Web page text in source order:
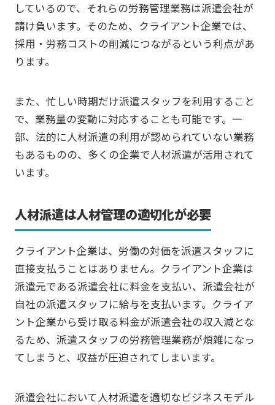
しているので、それらの労務管理業務は派遣会社が
請け負います。そのため、クライアント企業では、
採用・労務コストの削減につながるという利点があ
ります。
また、忙しい時期だけ派遣スタッフを利用すること
で、業務量の変動に対応することも可能です。一
部、法的に人材派遣の利用が認められていない業務
もあるものの、多くの企業で人材派遣が活用されて
います。
人材派遣は人材管理の適切化が必要
クライアント企業は、労働の対価を派遣スタッフに
直接支払うことはありません。クライアント企業は
派遣元である派遣会社に料金を支払い、派遣会社が
自社の派遣スタッフに給与を支払います。クライア
ント企業から受け取る料金が派遣会社の収入減とな
るため、派遣スタッフの労務管理業務が煩雑になっ
てしまうと、収益が圧迫されてしまいます。
派遣会社において人材派遣を適切なビジネスモデル